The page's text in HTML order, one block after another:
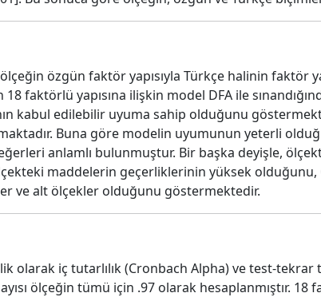
özgün faktör yapısıyla Türkçe halinin faktör
faktörlü yapısına ilişkin model DFA ile
kabul edilebilir uyuma sahip olduğunu
Buna göre modelin uyumunun yeterli
anlamlı bulunmuştur. Bir başka deyişle,
maddelerin geçerliklerinin yüksek olduğunu,
ve alt ölçekler olduğunu göstermektedir.
olarak iç tutarlılık (Cronbach Alpha) ve test-tekrar
ölçeğin tümü için .97 olarak hesaplanmıştır.